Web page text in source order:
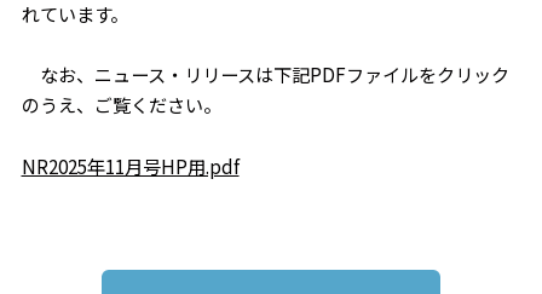
れています。
なお、ニュース・リリースは下記PDFファイルをクリック
のうえ、ご覧ください。
NR2025年11月号HP用.pdf